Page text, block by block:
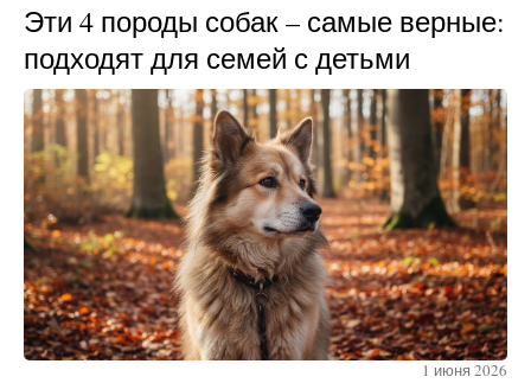
Эти 4 породы собак – самые верные:
подходят для семей с детьми
1 июня 2026